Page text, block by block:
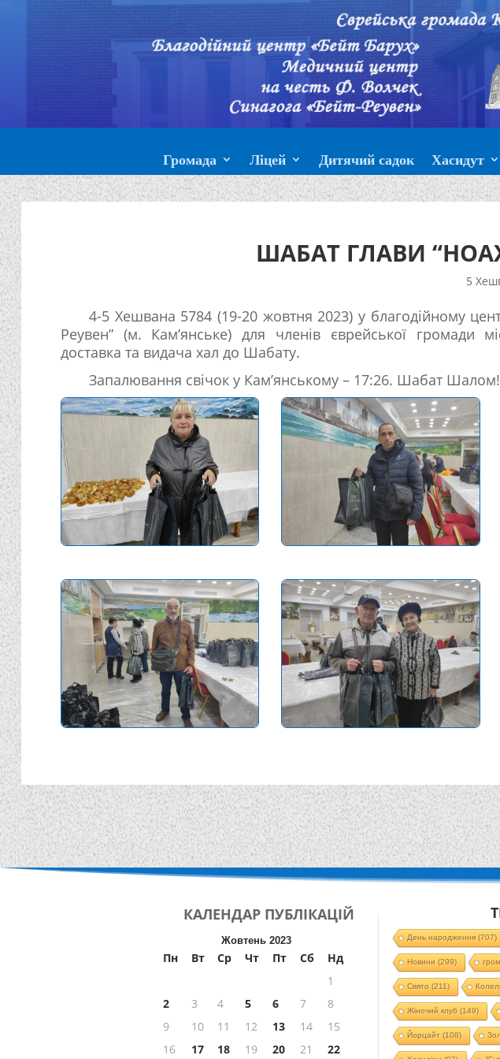
Громада Ліцей Дитячий садок Хасидут
ШАБАТ ГЛАВИ
5
4-5 Хешвана 5784 (19-20 жовтня 2023) у благодійному
Реувен” (м. Кам’янське) для членів єврейської громади
доставка та видача хал до Шабату.
Запалювання свічок у Кам’янському – 17:26. Шабат Шалом!
КАЛЕНДАР ПУБЛІКАЦІЙ
Жовтень 2023
Пн Вт Ср Чт Пт Сб
Нд
1
2
3 4 5 6 7
8
9
10 11 12 13 14
15
16
17 18 19 20 21 22
День народження(707)
Новини (299)
Свято (211)
Жіночий клуб (149)
Йорцайт (108)